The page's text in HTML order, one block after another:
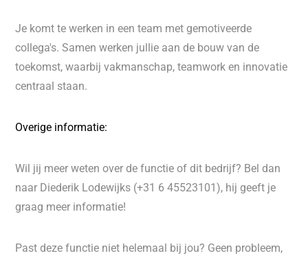
Je komt te werken in een team met gemotiveerde
collega's. Samen werken jullie aan de bouw van de
toekomst, waarbij vakmanschap, teamwork en innovatie
centraal staan.
Overige informatie:
Wil jij meer weten over de functie of dit bedrijf? Bel dan
naar Diederik Lodewijks (+31 6 45523101), hij geeft je
graag meer informatie!
Past deze functie niet helemaal bij jou? Geen probleem,